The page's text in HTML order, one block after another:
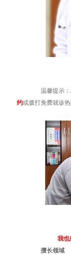
温馨提示：
约或拨打免费就诊
我也
擅长领域